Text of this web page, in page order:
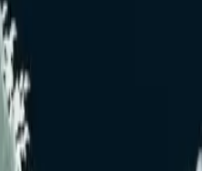
）を組み込んで不正な細胞
こぶ状の腫瘍（ゴール）を
病態だが、根癌病はより広
バラ、ウメ、サクラ、ブド
。接ぎ木苗の導入時に感染
防策。こぶが小さいうちに
を塗布する。感染した用土
やすい時期：地温が上がる
生しやすい気温の目安：地